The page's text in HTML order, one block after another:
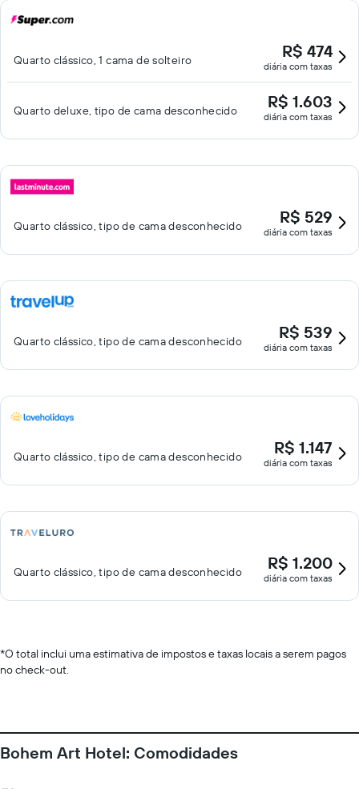
Quarto clássico, 1 cama de solteiro R$ 474
diária com taxas
Quarto deluxe, tipo de cama desconhecido R$ 1.603
diária com taxas
Quarto clássico, tipo de cama desconhecido R$ 529
diária com taxas
Quarto clássico, tipo de cama desconhecido R$ 539
diária com taxas
Quarto clássico, tipo de cama desconhecido R$ 1.147
diária com taxas
Quarto clássico, tipo de cama desconhecido R$ 1.200
diária com taxas
*O total inclui uma estimativa de impostos e taxas locais a serem pagos
no check-out.
Bohem Art Hotel: Comodidades